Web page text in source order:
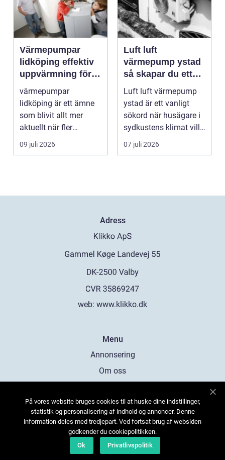
Värmepumpar
lidköping effektiv
uppvärmning för
hus och
fastigheter
värmepumpar
lidköping är ett ämne
som blivit allt mer
aktuellt när fler
fastighetsägare vill
kombine...
09 juli 2026
Luft luft
värmepump ystad
så skapar du ett
behagligt
inomhusklimat
Året om
Luft luft värmepump
ystad är ett vanligt
sökord när husägare i
sydkustens klimat vill
hitta ett smar...
07 juli 2026
Adress
web: www.klikko.dk
Menu
Annonsering
Om oss
Kontakta oss
Sitemap
På vores website bruges cookies til at huske dine indstillinger,
statistik og personalisering af indhold og annoncer. Denne
information deles med tredjepart. Ved fortsat brug af websiden
godkender du cookiepolitikken.
Ok
Privatlivspolitik